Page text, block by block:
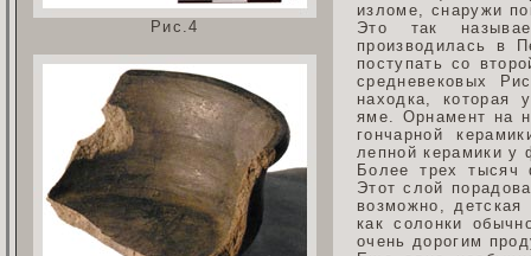
Рис.4
изломе, снаружи
Это так
производилась в
поступать со
средневековых
находка, которая
яме. Орнамент на
гончарной
лепной керамики у
Более трех тысяч
Этот слой
возможно,
как солонки
очень дорогим